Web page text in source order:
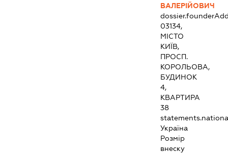
ВАЛЕРІЙОВИЧ
03134,
МІСТО
КИЇВ,
ПРОСП.
КОРОЛЬОВА,
БУДИНОК
4,
КВАРТИРА
38
Україна
Розмір
внеску